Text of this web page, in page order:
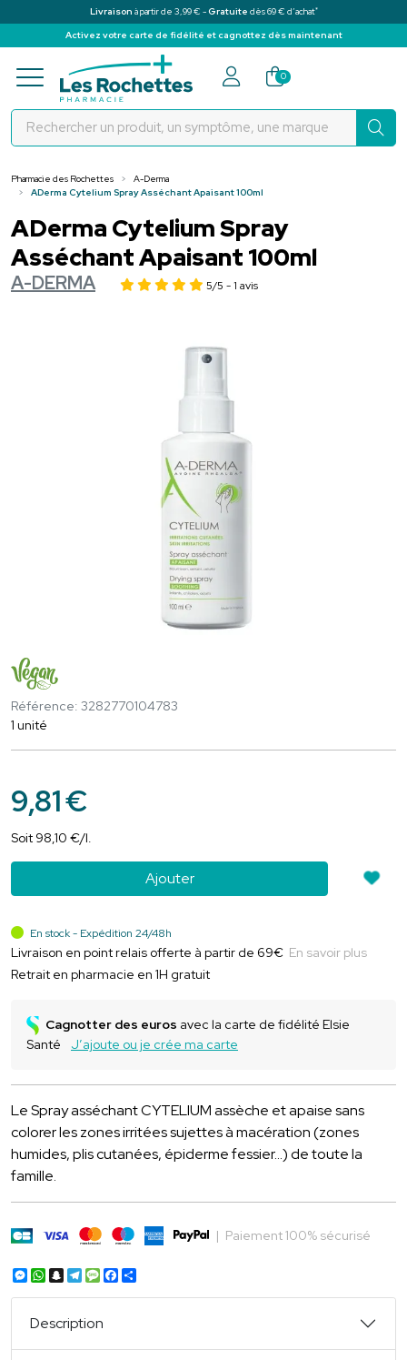
Livraison à partir de 3,99 € -Gratuite dès 69 € d’achat*
Activez votre carte de fidélité et cagnottez dès maintenant
Pharmacie des Rochettes Votre
0
Pharmacie des Rochettes
A-Derma
ADerma Cytelium Spray Asséchant Apaisant 100ml
ADerma Cytelium Spray
Asséchant Apaisant 100ml
A-DERMA 5/5 - 1 avis
Référence: 3282770104783
1 unité
9,81€
Soit 98,10 €/l.
Ajouter
En stock - Expédition 24/48h
Livraison en point relais offerte à partir de 69€ En savoir plus
Retrait en pharmacie en 1H gratuit
Cagnotter des euros avec la carte de fidélité Elsie
Santé
J’ajoute ou je crée ma carte
Le Spray asséchant CYTELIUM assèche et apaise sans
colorer les zones irritées sujettes à macération (zones
humides, plis cutanées, épiderme fessier…) de toute la
famille.
| Paiement 100% sécurisé
Messenger
WhatsApp
Snapchat
Telegram
Message
Facebook
Description